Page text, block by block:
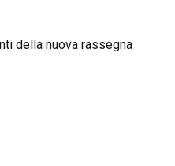
della nuova rassegna